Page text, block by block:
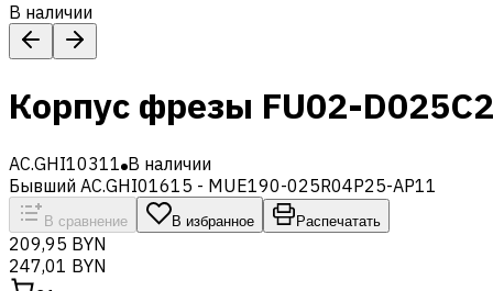
В наличии
Корпус фрезы FU02-
AC.GHI10311 В наличии
Бывший AC.GHI01615 - MUE190-025R04P25-AP11
В сравнение В избранное Распечатать
209,95 BYN
247,01 BYN